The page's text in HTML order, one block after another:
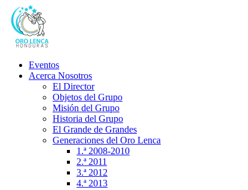
Eventos
Acerca Nosotros
El Director
Objetos del Grupo
Misión del Grupo
Historia del Grupo
El Grande de Grandes
Generaciones del Oro Lenca
1.ª 2008-2010
2.ª 2011
3.ª 2012
4.ª 2013